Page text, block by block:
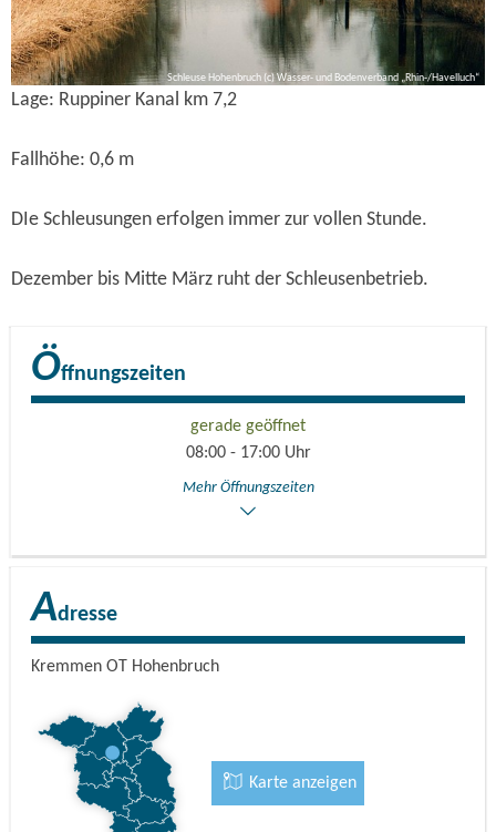
Schleuse Hohenbruch (c) Wasser- und Bodenverband „Rhin-/Havelluch“
Lage: Ruppiner Kanal km 7,2
Fallhöhe: 0,6 m
DIe Schleusungen erfolgen immer zur vollen Stunde.
Dezember bis Mitte März ruht der Schleusenbetrieb.
Öffnungszeiten
gerade geöffnet
08:00 - 17:00 Uhr
Mehr Öffnungszeiten
Adresse
Kremmen OT Hohenbruch
Karte anzeigen